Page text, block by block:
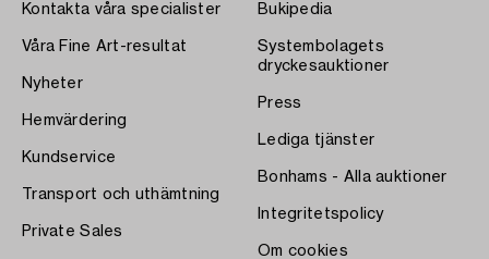
Kontakta våra specialister
Våra Fine Art-resultat
Nyheter
Hemvärdering
Kundservice
Transport och uthämtning
Private Sales
Bukipedia
Systembolagets
dryckesauktioner
Press
Lediga tjänster
Bonhams - Alla auktioner
Integritetspolicy
Om cookies